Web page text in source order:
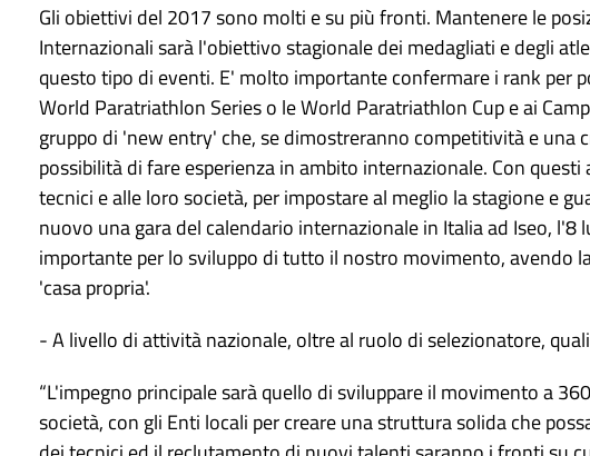
Gli obiettivi del 2017 sono molti e su più fronti. Mantenere le
Internazionali sarà l'obiettivo stagionale dei medagliati e degli
questo tipo di eventi. E' molto importante confermare i rank per
World Paratriathlon Series o le World Paratriathlon Cup e ai
gruppo di 'new entry' che, se dimostreranno competitività e
possibilità di fare esperienza in ambito internazionale. Con
tecnici e alle loro società, per impostare al meglio la stagione e
nuovo una gara del calendario internazionale in Italia ad Iseo,
importante per lo sviluppo di tutto il nostro movimento, avendo
'casa propria'.
- A livello di attività nazionale, oltre al ruolo di selezionatore,
“L'impegno principale sarà quello di sviluppare il movimento a
società, con gli Enti locali per creare una struttura solida che